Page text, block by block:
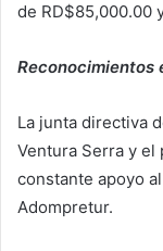
de RD$85,000.00
Reconocimientos
La junta directiva
Ventura Serra y el
constante apoyo
Adompretur.